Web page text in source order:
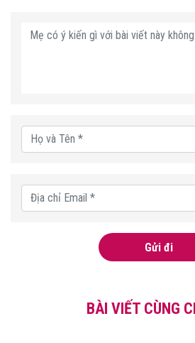
Gửi đi
BÀI VIẾT CÙNG